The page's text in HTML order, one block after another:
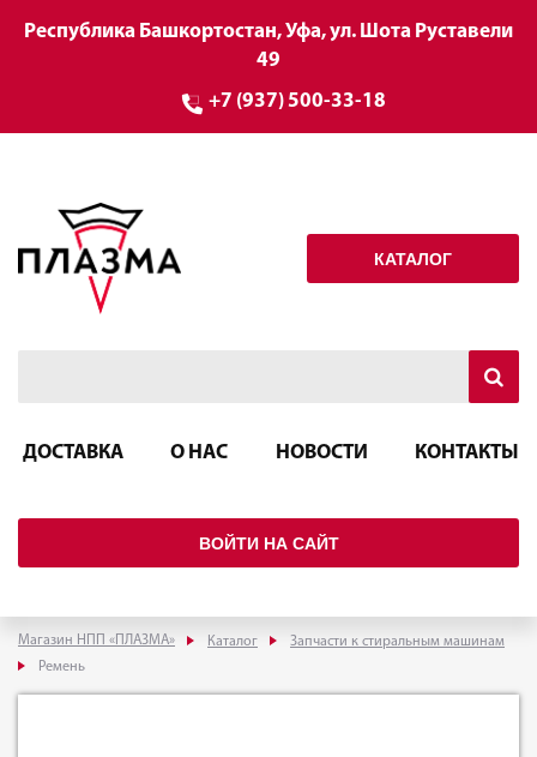
Республика Башкортостан, Уфа, ул. Шота Руставели
49
+7 (937) 500-33-18
КАТАЛОГ
ДОСТАВКА О НАС НОВОСТИ КОНТАКТЫ
ВОЙТИ НА САЙТ
Магазин НПП «ПЛАЗМА» Каталог
Запчасти к стиральным машинам
Ремень